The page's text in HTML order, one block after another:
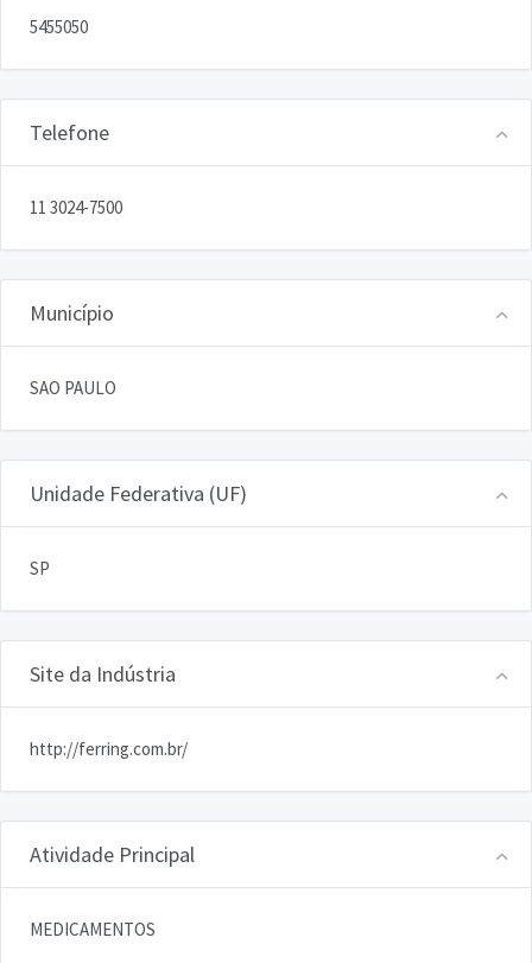
5455050
Telefone
11 3024-7500
Município
SAO PAULO
Unidade Federativa (UF)
SP
Site da Indústria
http://ferring.com.br/
Atividade Principal
MEDICAMENTOS